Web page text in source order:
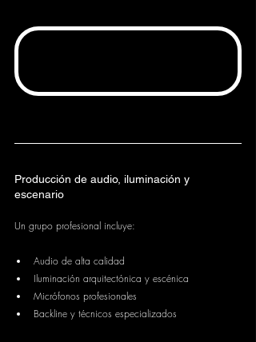
Producción de audio, iluminación y
escenario
Un grupo profesional incluye:
Audio de alta calidad
Iluminación arquitectónica y escénica
Micrófonos profesionales
Backline y técnicos especializados